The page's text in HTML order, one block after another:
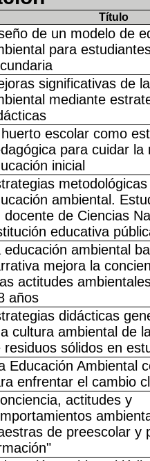
Título
de un modelo de
para
significativas de
mediante
escolar como
para cuidar la
inicial
ambiental.
docente de Ciencias
educativa
educación ambiental
mejora la
actitudes
años
didácticas
cultura ambiental de
residuos sólidos en
Educación Ambiental
enfrentar el cambio
actitudes y
de preescolar y